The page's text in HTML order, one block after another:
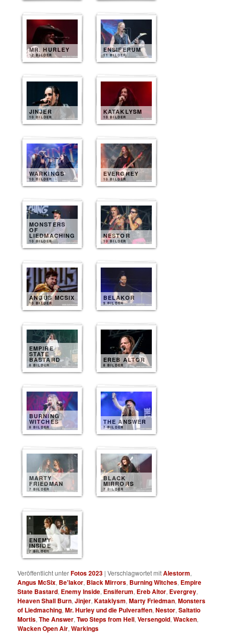
MR. HURLEY
12 BILDER
ENSIFERUM
11 BILDER
JINJER
10 BILDER
KATAKLYSM
10 BILDER
WARKINGS
10 BILDER
EVERGREY
10 BILDER
MONSTERS
OF
LIEDMACHING
10 BILDER
NESTOR
10 BILDER
ANGUS MCSIX
10 BILDER
BELAKOR
9 BILDER
EMPIRE
STATE
BASTARD
8 BILDER
EREB ALTOR
8 BILDER
BURNING
WITCHES
8 BILDER
THE ANSWER
7 BILDER
MARTY
FRIEDMAN
7 BILDER
BLACK
MIRRORS
7 BILDER
ENEMY
INSIDE
7 BILDER
Veröffentlicht unterFotos 2023 |Verschlagwortet mitAlestorm,
Angus McSix, Be'lakor, Black Mirrors, Burning Witches, Empire
State Bastard, Enemy Inside, Ensiferum, Ereb Altor, Evergrey,
Heaven Shall Burn,Jinjer,Kataklysm,Marty Friedman,Monsters
of Liedmaching,Mr. Hurley und die Pulveraffen,Nestor,Saltatio
Mortis,The Answer,Two Steps from Hell,Versengold,Wacken,
Wacken Open Air,Warkings